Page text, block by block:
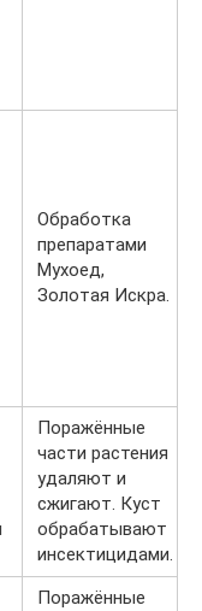
Обработка
препаратами
Мухоед,
Золотая Искра.
Поражённые
части растения
удаляют и
сжигают. Куст
обрабатывают
инсектицидами.
Поражённые